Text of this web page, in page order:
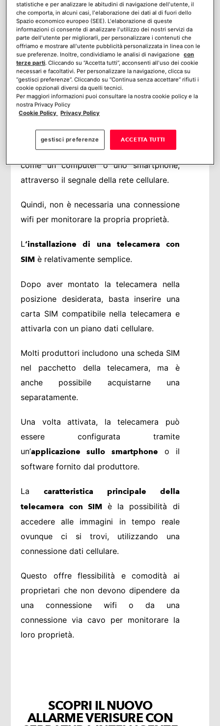
COME FUNZIONA LA TELECAMERA
CON SIM?
Unatelecamera con SIMè una telecamera
di sorveglianza che funziona attraverso
una scheda SIM per connettersi a una rete
internet cellulare.
telecamera di inviare video e audio in
tempo reale ad un dispositivo remoto,
come un computer o uno smartphone,
attraverso il segnale della rete cellulare.
Quindi, non è necessaria una connessione
wifi per monitorare la propria proprietà.
L‘installazione di una telecamera con
SIM è relativamente semplice.
Dopo aver montato la telecamera nella
posizione desiderata, basta inserire una
carta SIM compatibile nella telecamera e
attivarla con un piano dati cellulare.
Molti produttori includono una scheda SIM
nel pacchetto della telecamera, ma è
anche possibile acquistarne una
separatamente.
Una volta attivata, la telecamera può
essere configurata tramite
un’applicazione sullo smartphone o il
software fornito dal produttore.
Lacaratteristica principale della
telecamera con SIMè la possibilità di
accedere alle immagini in tempo reale
ovunque ci si trovi, utilizzando una
connessione dati cellulare.
Questo offre flessibilità e comodità ai
proprietari che non devono dipendere da
una connessione wifi o da una
connessione via cavo per monitorare la
loro proprietà.
SCOPRI IL NUOVO
ALLARME VERISURE CON
statistiche e per analizzare le abitudini di navigazione dell'utente, il
che comporta, in alcuni casi, l'elaborazione dei dati al di fuori dello
Spazio economico europeo (SEE). L'elaborazione di queste
informazioni ci consente di analizzare l'utilizzo dei nostri servizi da
parte dell'utente per migliorarli, per personalizzare i contenuti che
offriamo e mostrare all'utente pubblicità personalizzata in linea con le
sue preferenze. Inoltre, condividiamo le analisi di navigazione
con
terze parti. Cliccando su “Accetta tutti”, acconsenti all'uso dei cookie
necessari e facoltativi. Per personalizzare la navigazione, clicca su
“gestisci preferenze”. Cliccando su “Continua senza accettare” rifiuti i
cookie opzionali diversi da quelli tecnici.
Per maggiori informazioni puoi consultare la nostra cookie policy e la
nostra Privacy Policy
Cookie Policy Privacy Policy
gestisci preferenze ACCETTA TUTTI